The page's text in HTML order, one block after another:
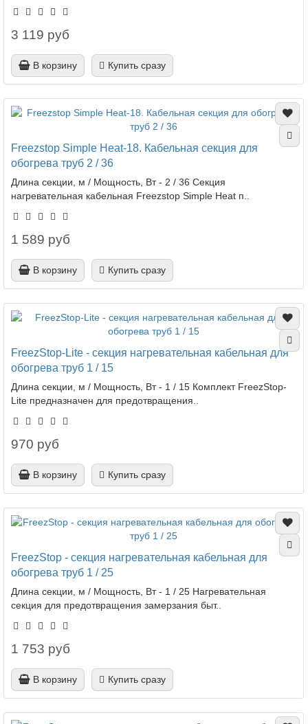
3 119 руб
В корзину Купить сразу
Freezstop Simple Heat-18. Кабельная секция для
обогрева труб 2 / 36
Длина секции, м / Мощность, Вт - 2 / 36 Секция
нагревательная кабельная Freezstop Simple Heat п..
1 589 руб
В корзину Купить сразу
FreezStop-Lite - секция нагревательная кабельная для
обогрева труб 1 / 15
Длина секции, м / Мощность, Вт - 1 / 15 Комплект FreezStop-
Lite предназначен для предотвращения..
970 руб
В корзину Купить сразу
FreezStop - секция нагревательная кабельная для
обогрева труб 1 / 25
Длина секции, м / Мощность, Вт - 1 / 25 Нагревательная
секция для предотвращения замерзания быт..
1 753 руб
В корзину Купить сразу